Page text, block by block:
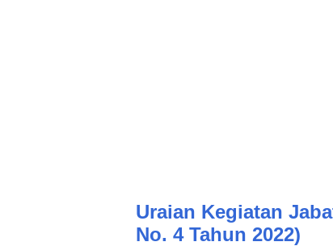
Uraian Kegiatan
No. 4 Tahun 2022)